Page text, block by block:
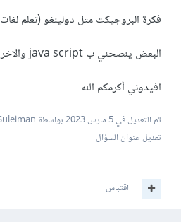
فكرة البروجيكت مثل دولينغو (تعلم لغات)
البعض ينصحني ب java script والاخر ينصحني بتعلم flluter
افيدوني أكرمكم الله
تم التعديل في5 مارس 2023
بواسطة Mustafa Suleiman
تعديل عنوان السؤال
اقتباس